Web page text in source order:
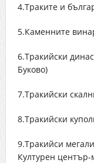
4.Траките и
5.Каменните
6.Тракийски
Буково)
7.Тракийски
8.Тракийски
9.Тракийси
Културен център-